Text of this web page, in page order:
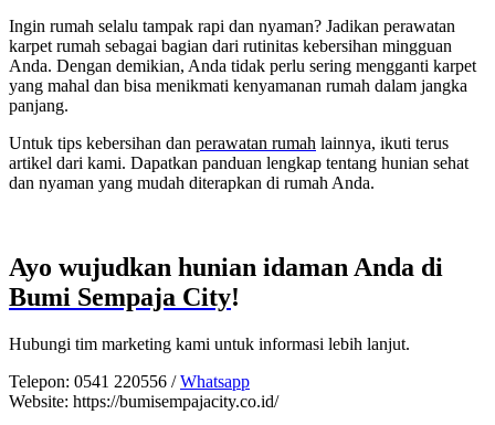
Ingin rumah selalu tampak rapi dan nyaman? Jadikan perawatan
karpet rumah sebagai bagian dari rutinitas kebersihan mingguan
Anda. Dengan demikian, Anda tidak perlu sering mengganti karpet
yang mahal dan bisa menikmati kenyamanan rumah dalam jangka
panjang.
Untuk tips kebersihan dan perawatan rumah lainnya, ikuti terus
artikel dari kami. Dapatkan panduan lengkap tentang hunian sehat
dan nyaman yang mudah diterapkan di rumah Anda.
Ayo wujudkan hunian idaman Anda di
Bumi Sempaja City!
Hubungi tim marketing kami untuk informasi lebih lanjut.
Telepon: 0541 220556 /Whatsapp
Website: https://bumisempajacity.co.id/